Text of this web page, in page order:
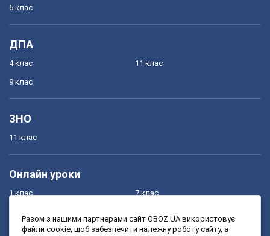
6 клас
ДПА
4 клас
9 клас
11 клас
ЗНО
11 клас
Онлайн уроки
1 клас
3 клас
7 клас
9 клас
Разом з нашими партнерами сайт OBOZ.UA використовує
файли cookie, щоб забезпечити належну роботу сайту, а